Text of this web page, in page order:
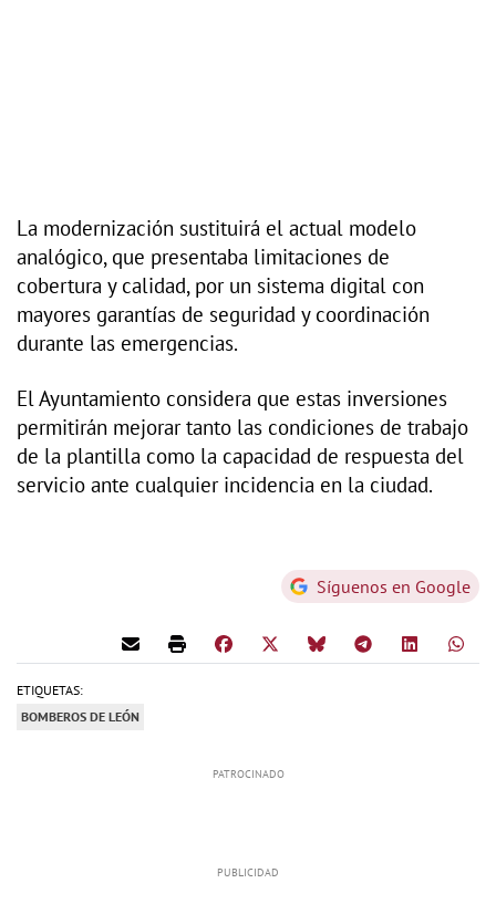
La modernización sustituirá el actual modelo
analógico, que presentaba limitaciones de
cobertura y calidad, por un sistema digital con
mayores garantías de seguridad y coordinación
durante las emergencias.
El Ayuntamiento considera que estas inversiones
permitirán mejorar tanto las condiciones de trabajo
de la plantilla como la capacidad de respuesta del
servicio ante cualquier incidencia en la ciudad.
Síguenos en Google
ETIQUETAS:
BOMBEROS DE LEÓN